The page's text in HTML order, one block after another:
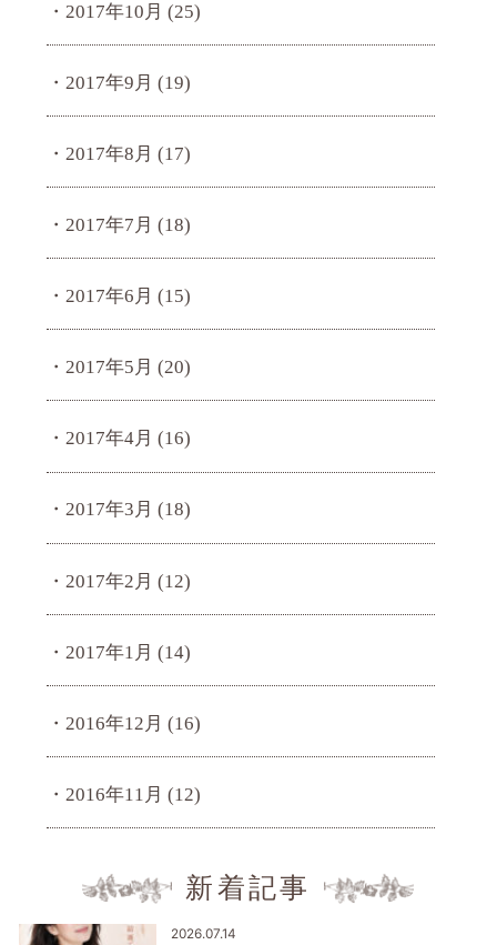
2017年10月 (25)
2017年9月 (19)
2017年8月 (17)
2017年7月 (18)
2017年6月 (15)
2017年5月 (20)
2017年4月 (16)
2017年3月 (18)
2017年2月 (12)
2017年1月 (14)
2016年12月 (16)
2016年11月 (12)
新着記事
2026.07.14